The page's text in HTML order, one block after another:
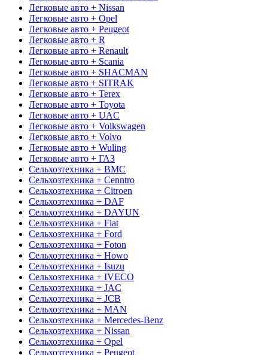
Легковые авто + Nissan
Легковые авто + Opel
Легковые авто + Peugeot
Легковые авто + R
Легковые авто + Renault
Легковые авто + Scania
Легковые авто + SHACMAN
Легковые авто + SITRAK
Легковые авто + Terex
Легковые авто + Toyota
Легковые авто + UAC
Легковые авто + Volkswagen
Легковые авто + Volvo
Легковые авто + Wuling
Легковые авто + ГАЗ
Сельхозтехника + BMC
Сельхозтехника + Cenntro
Сельхозтехника + Citroen
Сельхозтехника + DAF
Сельхозтехника + DAYUN
Сельхозтехника + Fiat
Сельхозтехника + Ford
Сельхозтехника + Foton
Сельхозтехника + Howo
Сельхозтехника + Isuzu
Сельхозтехника + IVECO
Сельхозтехника + JAC
Сельхозтехника + JCB
Сельхозтехника + MAN
Сельхозтехника + Mercedes-Benz
Сельхозтехника + Nissan
Сельхозтехника + Opel
Сельхозтехника + Peugeot